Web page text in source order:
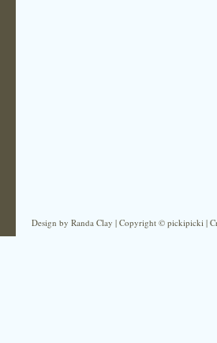
Design by Randa Clay | Copyright © pickipicki |